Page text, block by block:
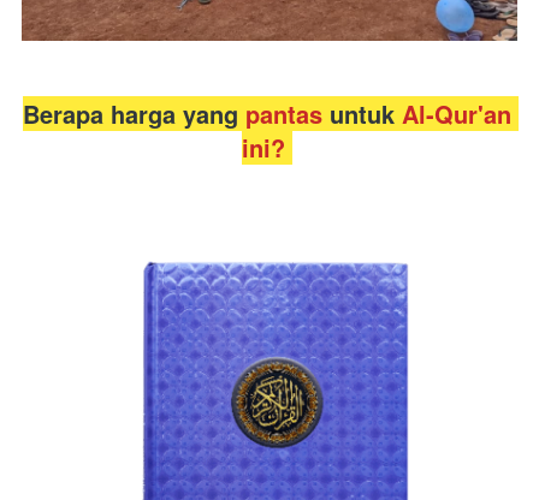
Berapa harga yang pantas untuk Al-Qur'an
ini?